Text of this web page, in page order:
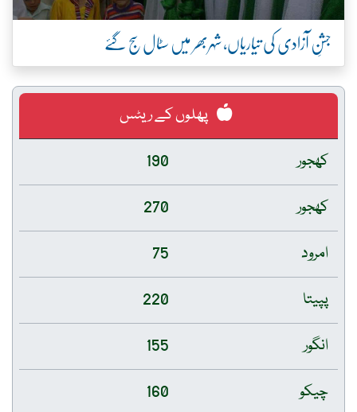
جشنِ آزادی کی تیاریاں، شہربھر میں سٹال سج گئے
پھلوں کے ریٹس
کھجور
190
کھجور
270
امرود
75
پپیتا
220
انگور
155
چیکو
160